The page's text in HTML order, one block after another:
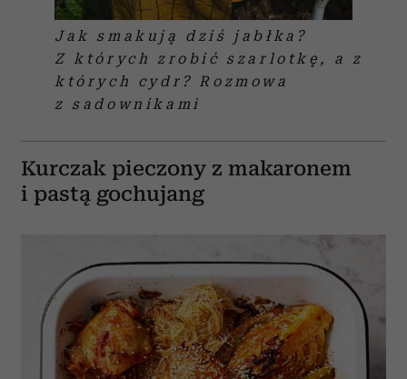
Jak smakują dziś jabłka?
Z których zrobić szarlotkę, a z
których cydr? Rozmowa
z sadownikami
Kurczak pieczony z makaronem
i pastą gochujang